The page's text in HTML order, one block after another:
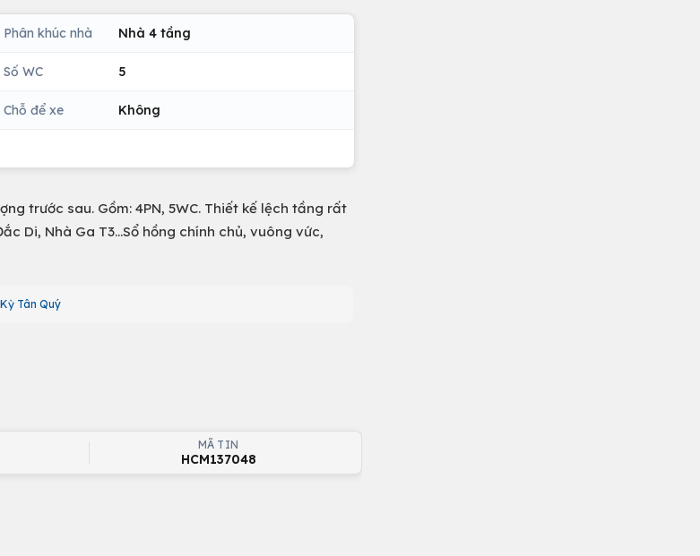
Phân khúc nhà Nhà 4 tầng
Số WC 5
Chỗ để xe Không
trước sau. Gồm: 4PN, 5WC. Thiết kế lệch tầng rất
Di, Nhà Ga T3...Sổ hồng chính chủ, vuông vức,
Tân Quý
MÃ TIN
HCM137048